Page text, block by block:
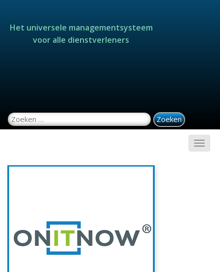
Het universele managementsysteem
voor alle dienstverleners
Zoeken naar: